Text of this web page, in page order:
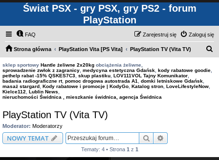
Świat PSX - gry PSX, gry PS2 - forum
PlayStation
FAQ Zaloguj się
Zarejestruj się
Strona główna PlayStation Vita [PS Vita] PlayStation TV (Vita TV)
sklep sportowy Hantle żeliwne 2x20kg obciążenia żeliwne,
sprowadzenie zwłok z zagranicy medycyna estetyczna Gdańsk kody rabatowe goodie
pethelp rabat -15% QSKES7C3 skup plastiku LOV111VOL Tajny Komunikator
badania radiograficzne rt, pomoc drogowa autostrada A1 domki letniskowe Gdańsk
masaż stargard Kody rabatowe i promocje | KodyGo Katalog stron LoveLifestyleNow
Kielce112
Lublin News
nieruchomości Świdnica , mieszkanie świdnica, agencja Świdnica
PlayStation TV (Vita TV)
Moderator: Moderatorzy
NOWY TEMAT Szukaj
Tematy: 4 • Strona 1 z 1